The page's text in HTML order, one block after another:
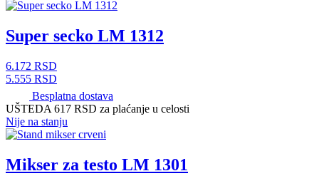
Super secko LM 1312
6.172 RSD
5.555 RSD
Besplatna dostava
UŠTEDA 617 RSD za plaćanje u celosti
Nije na stanju
Mikser za testo LM 1301